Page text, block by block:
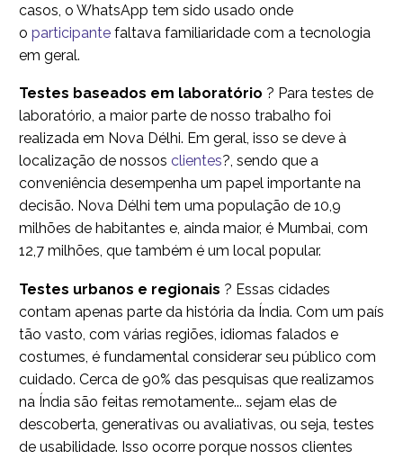
casos, o WhatsApp tem sido usado onde
o participante faltava familiaridade com a tecnologia
em geral.
Testes baseados em laboratório ? Para testes de
laboratório, a maior parte de nosso trabalho foi
realizada em Nova Délhi. Em geral, isso se deve à
localização de nossos clientes?, sendo que a
conveniência desempenha um papel importante na
decisão. Nova Délhi tem uma população de 10,9
milhões de habitantes e, ainda maior, é Mumbai, com
12,7 milhões, que também é um local popular.
Testes urbanos e regionais ? Essas cidades
contam apenas parte da história da Índia. Com um país
tão vasto, com várias regiões, idiomas falados e
costumes, é fundamental considerar seu público com
cuidado. Cerca de 90% das pesquisas que realizamos
na Índia são feitas remotamente... sejam elas de
descoberta, generativas ou avaliativas, ou seja, testes
de usabilidade. Isso ocorre porque nossos clientes